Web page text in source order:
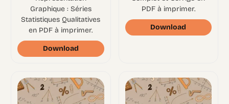
Graphique : Séries
Statistiques Qualitatives
en PDF à imprimer.
Download
PDF à imprimer.
Download